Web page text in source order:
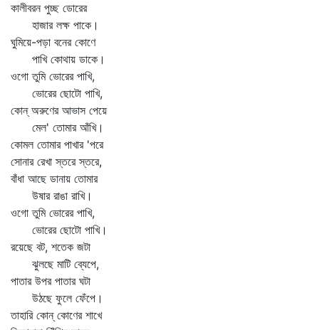
কালীবরন পুচ্ছ ডোরের
হাজার লক্ষ পাকে।
ঘুমিয়ে-পড়া বনের কোণে
পাখি কোথায় ডাকে।
ওগো তুমি ভোরের পাখি,
ভোরের ছোটো পাখি,
কোন্‌ অরুণের আভাস পেয়ে
মেল' তোমার আঁখি।
কোমল তোমার পাখার 'পরে
সোনার রেখা স্তরে স্তরে,
বাঁধা আছে ডানায় তোমার
উষার রাঙা রাখি।
ওগো তুমি ভোরের পাখি,
ভোরের ছোটো পাখি।
রয়েছে বট, শতেক জটা
ঝুলছে মাটি ব্যেপে,
পাতার উপর পাতার ঘটা
উঠছে ফুলে ফেঁপে।
তাহারি কোন্‌ কোণের শাখে